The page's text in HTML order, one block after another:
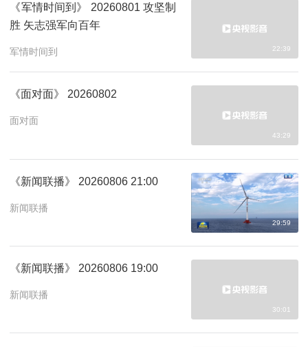
《军情时间到》 20260801 攻坚制
胜 矢志强军向百年
军情时间到 22:39
《面对面》 20260802
面对面
43:29
《新闻联播》 20260806 21:00
新闻联播
29:59
《新闻联播》 20260806 19:00
新闻联播
30:01